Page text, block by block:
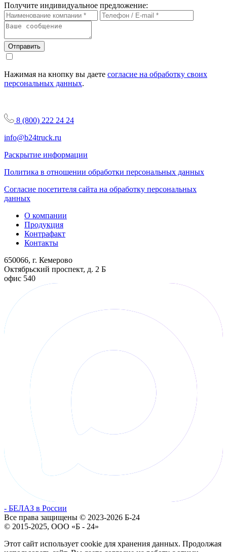
Получите индивидуальное предложение:
Отправить
Нажимая на кнопку вы даете согласие на обработку своих
персональных данных.
8 (800) 222 24 24
info@b24truck.ru
Раскрытие информации
Политика в отношении обработки персональных данных
Согласие посетителя сайта на обработку персональных
данных
О компании
Продукция
Контрафакт
Контакты
650066, г. Кемерово
Октябрьский проспект, д. 2 Б
офис 540
- БЕЛАЗ в России
Все права защищены © 2023-2026 Б-24
© 2015-2025, ООО «Б - 24»
Этот сайт использует cookie для хранения данных. Продолжая